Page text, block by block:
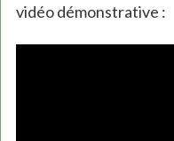
vidéo démonstrative :